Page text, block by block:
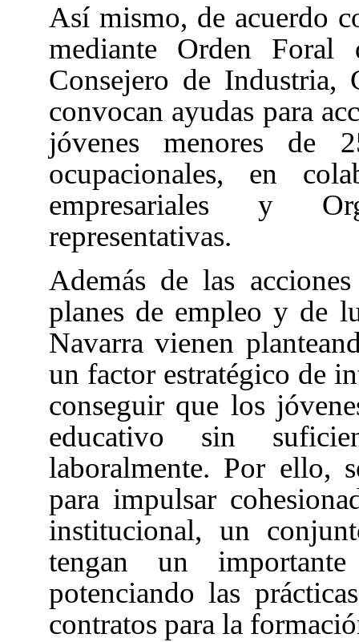
Así mismo, de acuerdo
mediante Orden
Consejero de Industria,
convocan ayudas para
jóvenes menores de
ocupacionales, en
empresariales y
representativas.
Además de las
planes de empleo y de
Navarra vienen
un factor estratégico de
conseguir que los
educativo sin
laboralmente. Por ello,
para impulsar
institucional, un
tengan un importante
potenciando las
contratos para la